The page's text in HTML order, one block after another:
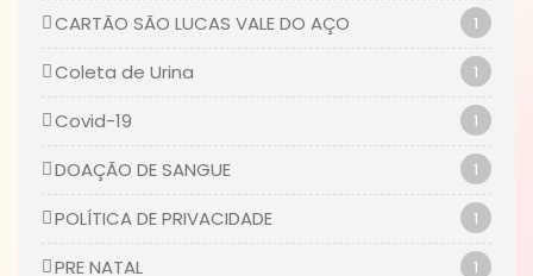
CARTÃO SÃO LUCAS VALE DO AÇO 1
Coleta de Urina 1
Covid-19 1
DOAÇÃO DE SANGUE 1
POLÍTICA DE PRIVACIDADE 1
PRE NATAL 1